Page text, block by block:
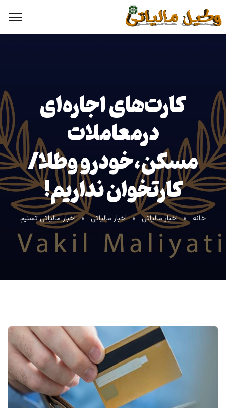
کارت‌های اجاره‌ای
درمعاملات
مسکن،خودرو وطلا/
کارتخوان نداریم!
خانه » اخبار مالیاتی » اخبار مالیاتی » اخبار مالیاتی تسنیم